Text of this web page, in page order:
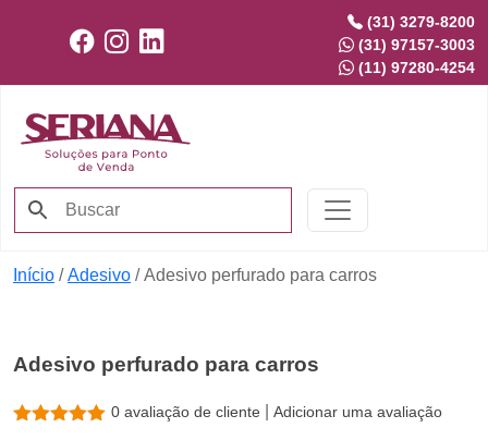
(31) 3279-8200
(31) 97157-3003
(11) 97280-4254
Início /Adesivo / Adesivo perfurado para carros
Adesivo perfurado para carros
0 avaliação de cliente |Adicionar uma avaliação